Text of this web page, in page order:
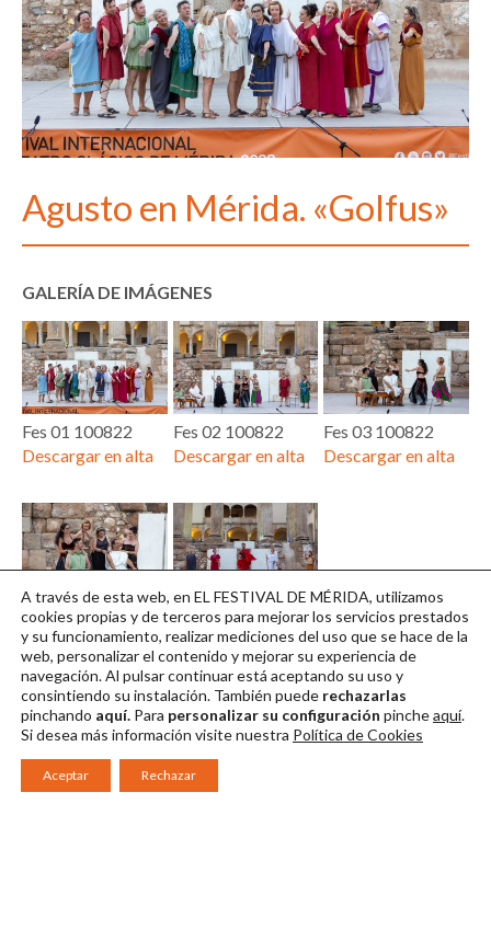
Agusto en Mérida. «Golfus»
GALERÍA DE IMÁGENES
Fes 01 100822
Descargar en alta
Fes 02 100822
Descargar en alta
Fes 03 100822
Descargar en alta
Fes 04 100822
Descargar en alta
Fes 05 100822
Descargar en alta
A través de esta web, en EL FESTIVAL DE MÉRIDA, utilizamos
cookies propias y de terceros para mejorar los servicios prestados
y su funcionamiento, realizar mediciones del uso que se hace de la
web, personalizar el contenido y mejorar su experiencia de
navegación. Al pulsar continuarestá aceptando su uso y
consintiendo su instalación. También puede rechazarlas
pinchando aquí. Para personalizar su configuración pincheaquí.
Si desea más información visite nuestra Política de Cookies
Aceptar Rechazar